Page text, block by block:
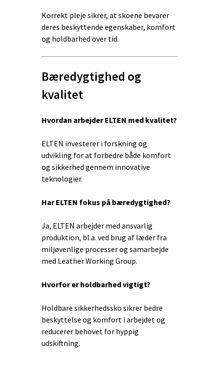
Korrekt pleje sikrer, at skoene bevarer
deres beskyttende egenskaber, komfort
og holdbarhed over tid.
Bæredygtighed og
kvalitet
Hvordan arbejder ELTEN med kvalitet?
ELTEN investerer i forskning og
udvikling for at forbedre både komfort
og sikkerhed gennem innovative
teknologier.
Har ELTEN fokus på bæredygtighed?
Ja, ELTEN arbejder med ansvarlig
produktion, bl.a. ved brug af læder fra
miljøvenlige processer og samarbejde
med Leather Working Group.
Hvorfor er holdbarhed vigtigt?
Holdbare sikkerhedssko sikrer bedre
beskyttelse og komfort i arbejdet og
reducerer behovet for hyppig
udskiftning.